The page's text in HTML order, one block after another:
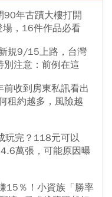
90年古蹟大樓打開
，16件作品必看
規9/15上路，台灣
別注意：前例在這
收到房東私訊看出
租約越多，風險越
玩完？118元可以
萬張，可能原因曝
15％！小資族「勝率